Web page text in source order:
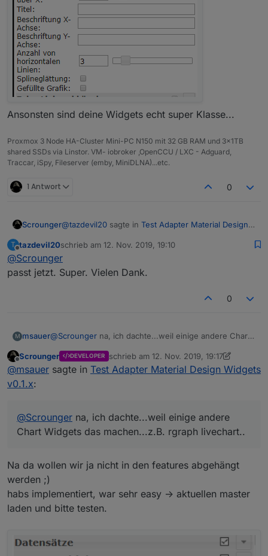
du die Daten schon im korrekten Format in der Db
speicherst.
Das geht zum Beispiel sehr einfach mit dem
genialen
Ansonsten sind deine Widgets echt super Klasse...
Proxmox 3 Node HA-Cluster Mini-PC N150 mit 32 GB RAM und 3x1TB
shared SSDs via Linstor. VM- iobroker ,OpenCCU / LXC - Adguard,
Traccar, iSpy, Fileserver (emby, MiniDLNA)...etc.
1 Antwort 0
Scrounger@tazdevil20 sagte in Test Adapter Material Design
Diese hier (gelb markiert):
Fix ist hochgeladen -> master ziehen.
Test Adapter Material Design
Hi..gibt es die Möglichkeit die Werte im History
Wert zu multipizieren?
Nein gibt es nicht. Wüsste auch nicht das das mit
dem Flot Adapter geht.
Grundsätzlich kann ich Dir hier nur empfehlen, dass
genialenAdapter LinkedDevices;)
T
Offline
tazdevil20schrieb am 12. Nov. 2019, 19:10
zuletzt editiert von
@Scrounger
passt jetzt. Super. Vielen Dank.
0
M msauer@Scrounger na, ich dachte...weil einige andere Chart
Ansonsten sind deine Widgets echt super Klasse...
Scrounger DEVELOPER schrieb am 12. Nov. 2019, 19:17
zuletzt editiert von Scrounger11. Dez.
@msauer sagte in Test Adapter Material Design Widgets
v0.1.x:
@Scrounger na, ich dachte...weil einige andere
Chart Widgets das machen...z.B. rgraph livechart..
Na da wollen wir ja nicht in den features abgehängt
werden ;)
habs implementiert, war sehr easy -> aktuellen master
laden und bitte testen.